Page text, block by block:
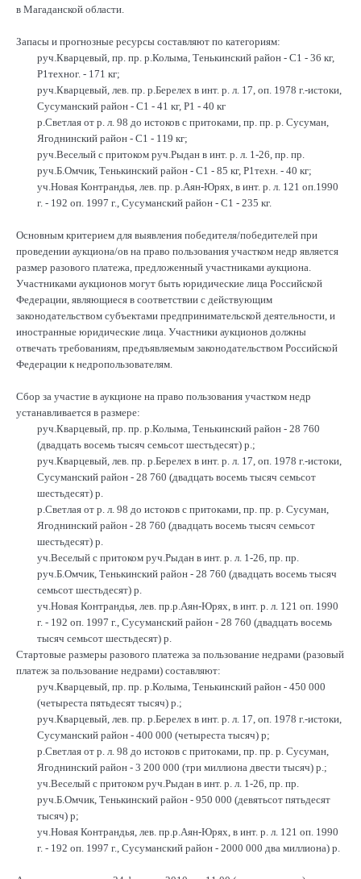
в Магаданской области.
Запасы и прогнозные ресурсы составляют по категориям:
руч.Кварцевый, пр. пр. р.Колыма, Тенькинский район - С1 - 36 кг,
Р1техног. - 171 кг;
руч.Кварцевый, лев. пр. р.Берелех в инт. р. л. 17, оп. 1978 г.-истоки,
Сусуманский район - С1 - 41 кг, Р1 - 40 кг
р.Светлая от р. л. 98 до истоков с притоками, пр. пр. р. Сусуман,
Ягоднинский район - С1 - 119 кг;
руч.Веселый с притоком руч.Рыдан в инт. р. л. 1-26, пр. пр.
руч.Б.Омчик, Тенькинский район - С1 - 85 кг, Р1техн. - 40 кг;
уч.Новая Контрандья, лев. пр. р.Аян-Юрях, в инт. р. л. 121 оп.1990
г. - 192 оп. 1997 г., Сусуманский район - С1 - 235 кг.
Основным критерием для выявления победителя/победителей при
проведении аукциона/ов на право пользования участком недр является
размер разового платежа, предложенный участниками аукциона.
Участниками аукционов могут быть юридические лица Российской
Федерации, являющиеся в соответствии с действующим
законодательством субъектами предпринимательской деятельности, и
иностранные юридические лица. Участники аукционов должны
отвечать требованиям, предъявляемым законодательством Российской
Федерации к недропользователям.
Сбор за участие в аукционе на право пользования участком недр
устанавливается в размере:
руч.Кварцевый, пр. пр. р.Колыма, Тенькинский район - 28 760
(двадцать восемь тысяч семьсот шестьдесят) р.;
руч.Кварцевый, лев. пр. р.Берелех в инт. р. л. 17, оп. 1978 г.-истоки,
Сусуманский район - 28 760 (двадцать восемь тысяч семьсот
шестьдесят) р.
р.Светлая от р. л. 98 до истоков с притоками, пр. пр. р. Сусуман,
Ягоднинский район - 28 760 (двадцать восемь тысяч семьсот
шестьдесят) р.
уч.Веселый с притоком руч.Рыдан в инт. р. л. 1-26, пр. пр.
руч.Б.Омчик, Тенькинский район - 28 760 (двадцать восемь тысяч
семьсот шестьдесят) р.
уч.Новая Контрандья, лев. пр.р.Аян-Юрях, в инт. р. л. 121 оп. 1990
г. - 192 оп. 1997 г., Сусуманский район - 28 760 (двадцать восемь
тысяч семьсот шестьдесят) р.
Стартовые размеры разового платежа за пользование недрами (разовый
платеж за пользование недрами) составляют:
руч.Кварцевый, пр. пр. р.Колыма, Тенькинский район - 450 000
(четыреста пятьдесят тысяч) р.;
руч.Кварцевый, лев. пр. р.Берелех в инт. р. л. 17, оп. 1978 г.-истоки,
Сусуманский район - 400 000 (четыреста тысяч) р;
р.Светлая от р. л. 98 до истоков с притоками, пр. пр. р. Сусуман,
Ягоднинский район - 3 200 000 (три миллиона двести тысяч) р.;
уч.Веселый с притоком руч.Рыдан в инт. р. л. 1-26, пр. пр.
руч.Б.Омчик, Тенькинский район - 950 000 (девятьсот пятьдесят
тысяч) р;
уч.Новая Контрандья, лев. пр.р.Аян-Юрях, в инт. р. л. 121 оп. 1990
г. - 192 оп. 1997 г., Сусуманский район - 2000 000 два миллиона) р.